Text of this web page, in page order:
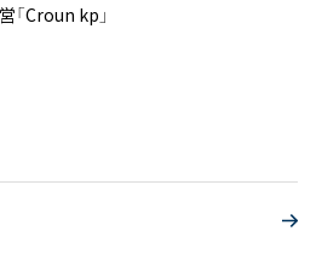
「Croun kp」